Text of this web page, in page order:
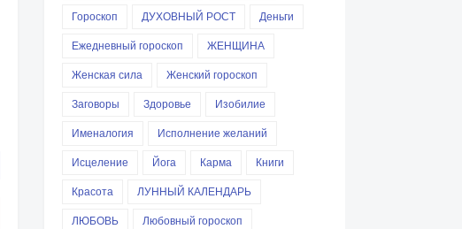
Гороскоп
ДУХОВНЫЙ РОСТ
Деньги
Ежедневный гороскоп
ЖЕНЩИНА
Женская сила
Женский гороскоп
Заговоры
Здоровье
Изобилие
Именалогия
Исполнение желаний
Исцеление
Йога Карма
Книги
Красота
ЛУННЫЙ КАЛЕНДАРЬ
ЛЮБОВЬ
Любовный гороскоп